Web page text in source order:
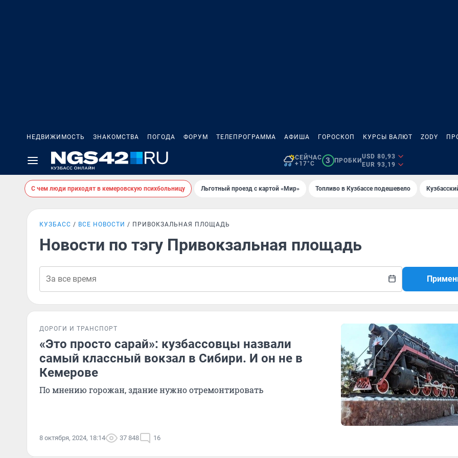
НЕДВИЖИМОСТЬ ЗНАКОМСТВА ПОГОДА ФОРУМ ТЕЛЕПРОГРАММА АФИША ГОРОСКОП КУРСЫ ВАЛЮТ ZODY
СЕЙЧАС
+17°C
3 ПРОБКИ
USD 80,93
EUR 93,19
С чем люди приходят в кемеровскую психбольницу Льготный проезд с картой «Мир» Топливо в Кузбассе подешевело
КУЗБАСС ВСЕ НОВОСТИ ПРИВОКЗАЛЬНАЯ ПЛОЩАДЬ
Новости по тэгу Привокзальная площадь
ДОРОГИ И ТРАНСПОРТ
«Это просто сарай»: кузбассовцы назвали
самый классный вокзал в Сибири. И он не в
Кемерове
По мнению горожан, здание нужно отремонтировать
8 октября, 2024, 18:14 37 848 16